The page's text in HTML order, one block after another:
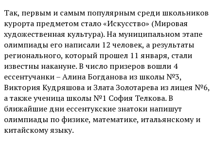
Так, первым и самым популярным среди школьников
курорта предметом стало «Искусство» (Мировая
художественная культура). На муниципальном этапе
олимпиады его написали 12 человек, а результаты
регионального, который прошел 11 января, стали
известны накануне. В число призеров вошли 4
ессентучанки – Алина Богданова из школы №3,
Виктория Кудряшова и Злата Золотарева из лицея №6,
а также ученица школы №1 София Телкова. В
ближайшие дни ессентукские знатоки напишут
олимпиады по физике, математике, итальянскому и
китайскому языку.